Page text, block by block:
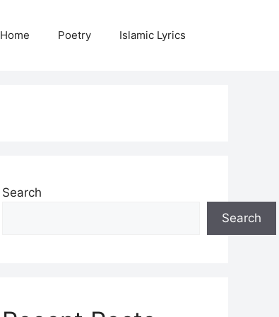
Home Poetry Islamic Lyrics
Search
Search